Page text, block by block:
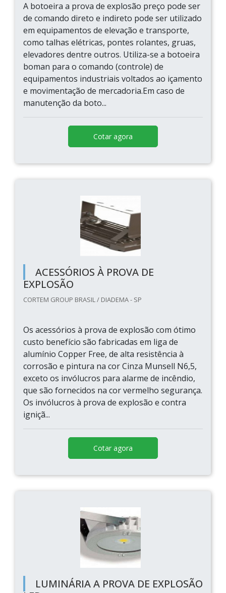
A botoeira a prova de explosão preço pode ser
de comando direto e indireto pode ser utilizado
em equipamentos de elevação e transporte,
como talhas elétricas, pontes rolantes, gruas,
elevadores dentre outros. Utiliza-se a botoeira
boman para o comando (controle) de
equipamentos industriais voltados ao içamento
e movimentação de mercadoria.Em caso de
manutenção da boto...
Cotar agora
ACESSÓRIOS À PROVA DE
EXPLOSÃO
CORTEM GROUP BRASIL / DIADEMA - SP
Os acessórios à prova de explosão com ótimo
custo benefício são fabricadas em liga de
alumínio Copper Free, de alta resistência à
corrosão e pintura na cor Cinza Munsell N6,5,
exceto os invólucros para alarme de incêndio,
que são fornecidos na cor vermelho segurança.
Os invólucros à prova de explosão e contra
igniçã...
Cotar agora
LUMINÁRIA A PROVA DE EXPLOSÃO